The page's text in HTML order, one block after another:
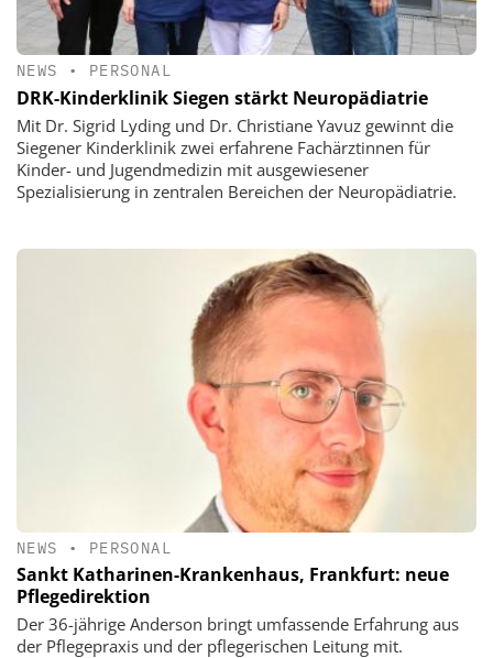
NEWS • PERSONAL
DRK-Kinderklinik Siegen stärkt Neuropädiatrie
Mit Dr. Sigrid Lyding und Dr. Christiane Yavuz gewinnt die
Siegener Kinderklinik zwei erfahrene Fachärztinnen für
Kinder- und Jugendmedizin mit ausgewiesener
Spezialisierung in zentralen Bereichen der Neuropädiatrie.
NEWS • PERSONAL
Sankt Katharinen-Krankenhaus, Frankfurt: neue
Pflegedirektion
Der 36-jährige Anderson bringt umfassende Erfahrung aus
der Pflegepraxis und der pflegerischen Leitung mit.